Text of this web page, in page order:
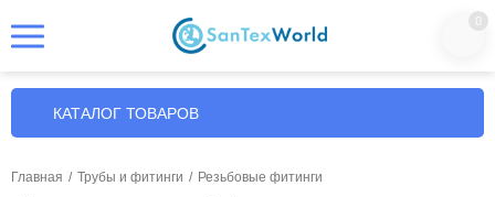
0
КАТАЛОГ ТОВАРОВ
Главная / Трубы и фитинги / Резьбовые фитинги